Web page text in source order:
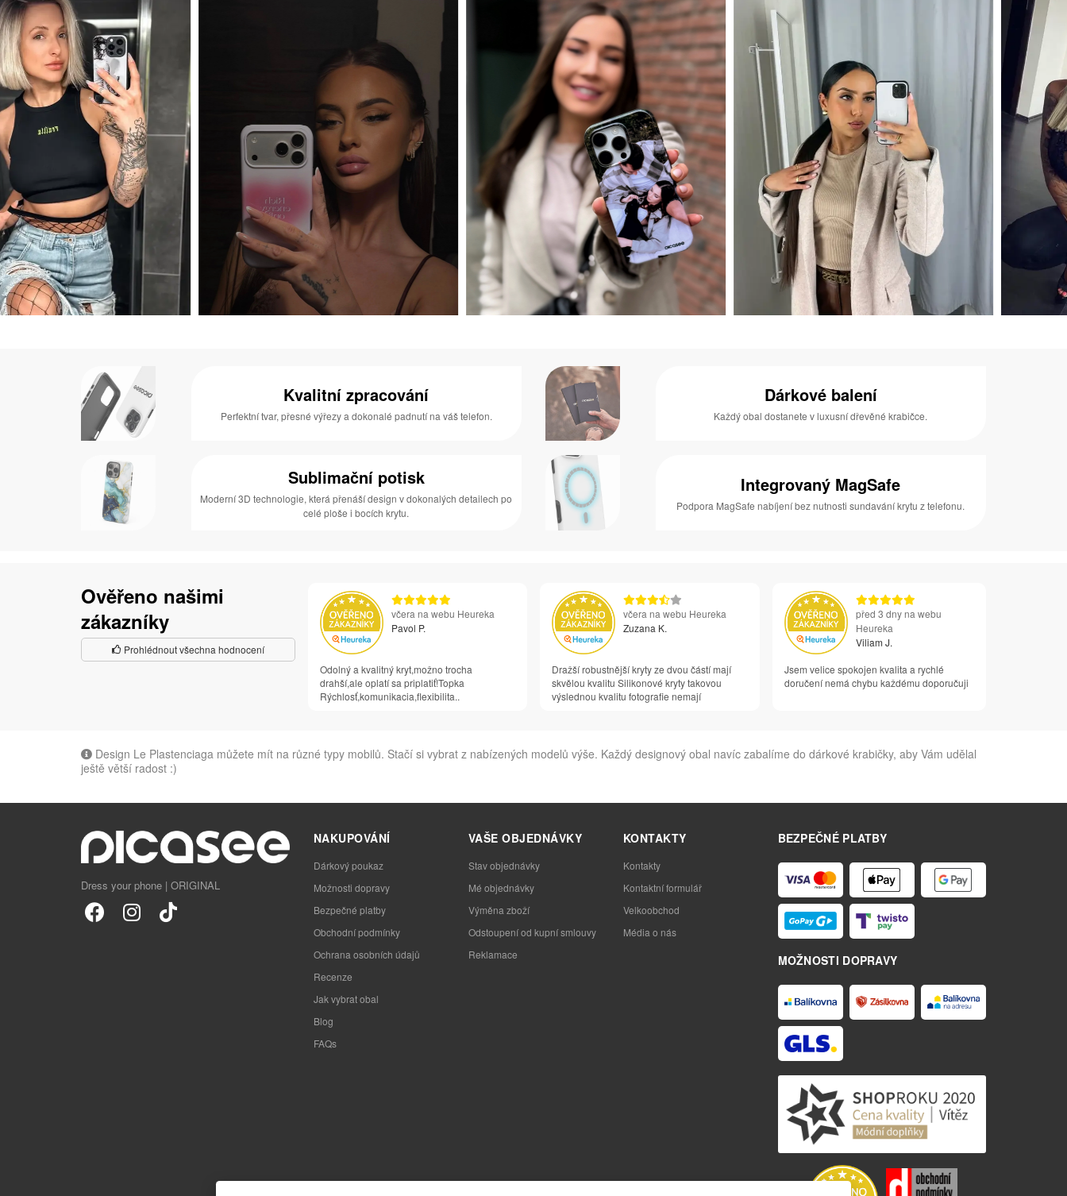
Kvalitní zpracování
Perfektní tvar, přesné výřezy a dokonalé padnutí na váš telefon.
Dárkové balení
Každý obal dostanete v luxusní dřevěné krabičce.
Sublimační potisk
Moderní 3D technologie, která přenáší design v dokonalých detailech po
celé ploše i bocích krytu.
Integrovaný MagSafe
Podpora MagSafe nabíjení bez nutnosti sundavání krytu z telefonu.
Ověřeno našimi
zákazníky
Prohlédnout všechna hodnocení
včera na webu Heureka
Pavol P.
Odolný a kvalitný kryt,možno trocha
drahší,ale oplatí sa priplatiť!Topka
Rýchlosť,komunikacia,flexibilita..
včera na webu Heureka
Zuzana K.
Dražší robustnější kryty ze dvou částí mají
skvělou kvalitu Silikonové kryty takovou
výslednou kvalitu fotografie nemají
před 3 dny na webu
Heureka
Viliam J.
Jsem velice spokojen kvalita a rychlé
doručení nemá chybu každému doporučuji
Design Le Plastenciaga můžete mít na různé typy mobilů. Stačí si vybrat z nabízených modelů výše. Každý designový obal navíc zabalíme do dárkové krabičky, aby Vám udělal
ještě větší radost :)
Dress your phone | ORIGINAL
BEZPEČNÉ PLATBY
MOŽNOSTI DOPRAVY
NAKUPOVÁNÍ
Dárkový poukaz
Možnosti dopravy
Bezpečné platby
Obchodní podmínky
Ochrana osobních údajů
Recenze
Jak vybrat obal
Blog
FAQs
VAŠE OBJEDNÁVKY
Stav objednávky
Mé objednávky
Výměna zboží
Odstoupení od kupní smlouvy
Reklamace
KONTAKTY
Kontakty
Kontaktní formulář
Velkoobchod
Média o nás